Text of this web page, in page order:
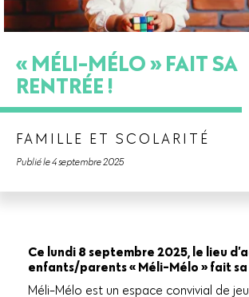
« MÉLI-MÉLO » FAIT SA
RENTRÉE !
FAMILLE ET SCOLARITÉ
Publié le 4 septembre 2025
Ce lundi 8 septembre 2025, le lieu
enfants/parents « Méli-Mélo » fait
Méli-Mélo est un espace convivial de